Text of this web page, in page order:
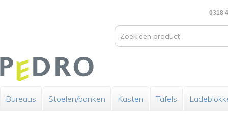
0318
Bureaus Stoelen/banken Kasten Tafels